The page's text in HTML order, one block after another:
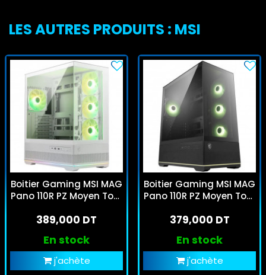
LES AUTRES PRODUITS : MSI
Boitier Gaming MSI MAG
Pano 110R PZ Moyen Tour
389,000 DT
En stock
j'achète
Boitier Gaming MSI MAG
Pano 110R PZ Moyen Tour
379,000 DT
En stock
j'achète